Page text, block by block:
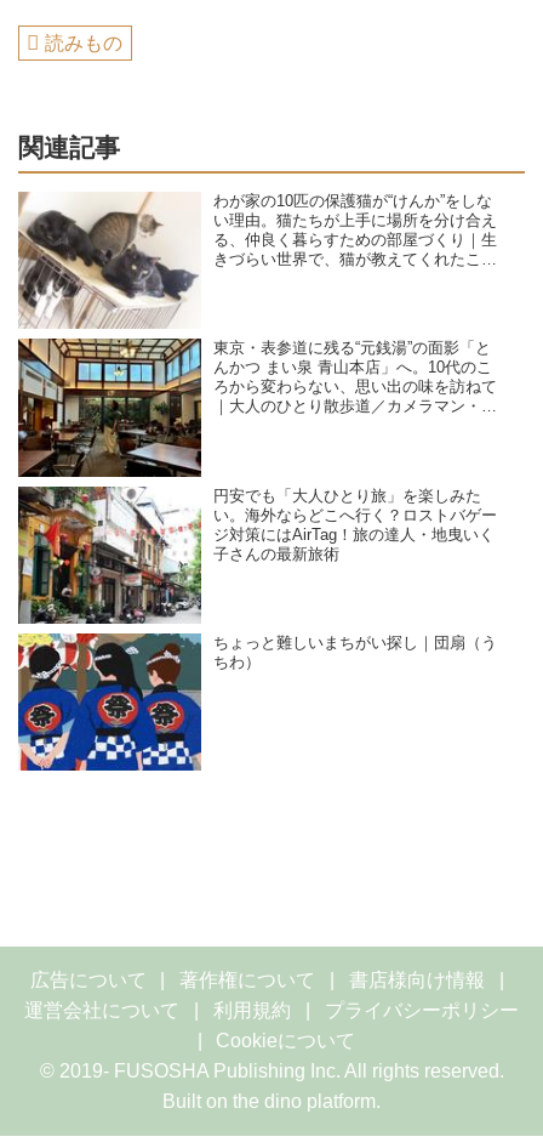
読みもの
関連記事
わが家の10匹の保護猫が“けんか”をしな
い理由。猫たちが上手に場所を分け合え
る、仲良く暮らすための部屋づくり｜生
きづらい世界で、猫が教えてくれたこと
東京・表参道に残る“元銭湯”の面影「と
んかつ まい泉 青山本店」へ。10代のこ
ろから変わらない、思い出の味を訪ねて
｜大人のひとり散歩道／カメラマン・石
円安でも「大人ひとり旅」を楽しみた
い。海外ならどこへ行く？ロストバゲー
ジ対策にはAirTag！旅の達人・地曳いく
子さんの最新旅術
ちょっと難しいまちがい探し｜団扇（う
ちわ）
広告について 著作権について
書店様向け情報
運営会社について
利用規約
プライバシーポリシー
Cookieについて
© 2019- FUSOSHA Publishing Inc. All rights reserved.
Built on the dino platform.